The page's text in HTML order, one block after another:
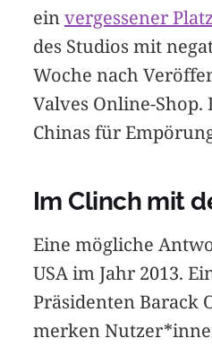
einvergessener
des Studios mit
Woche nach
Valves Online-
Chinas für
Im Clinch mit
Eine mögliche
USA im Jahr 2013.
Präsidenten Barack
merken